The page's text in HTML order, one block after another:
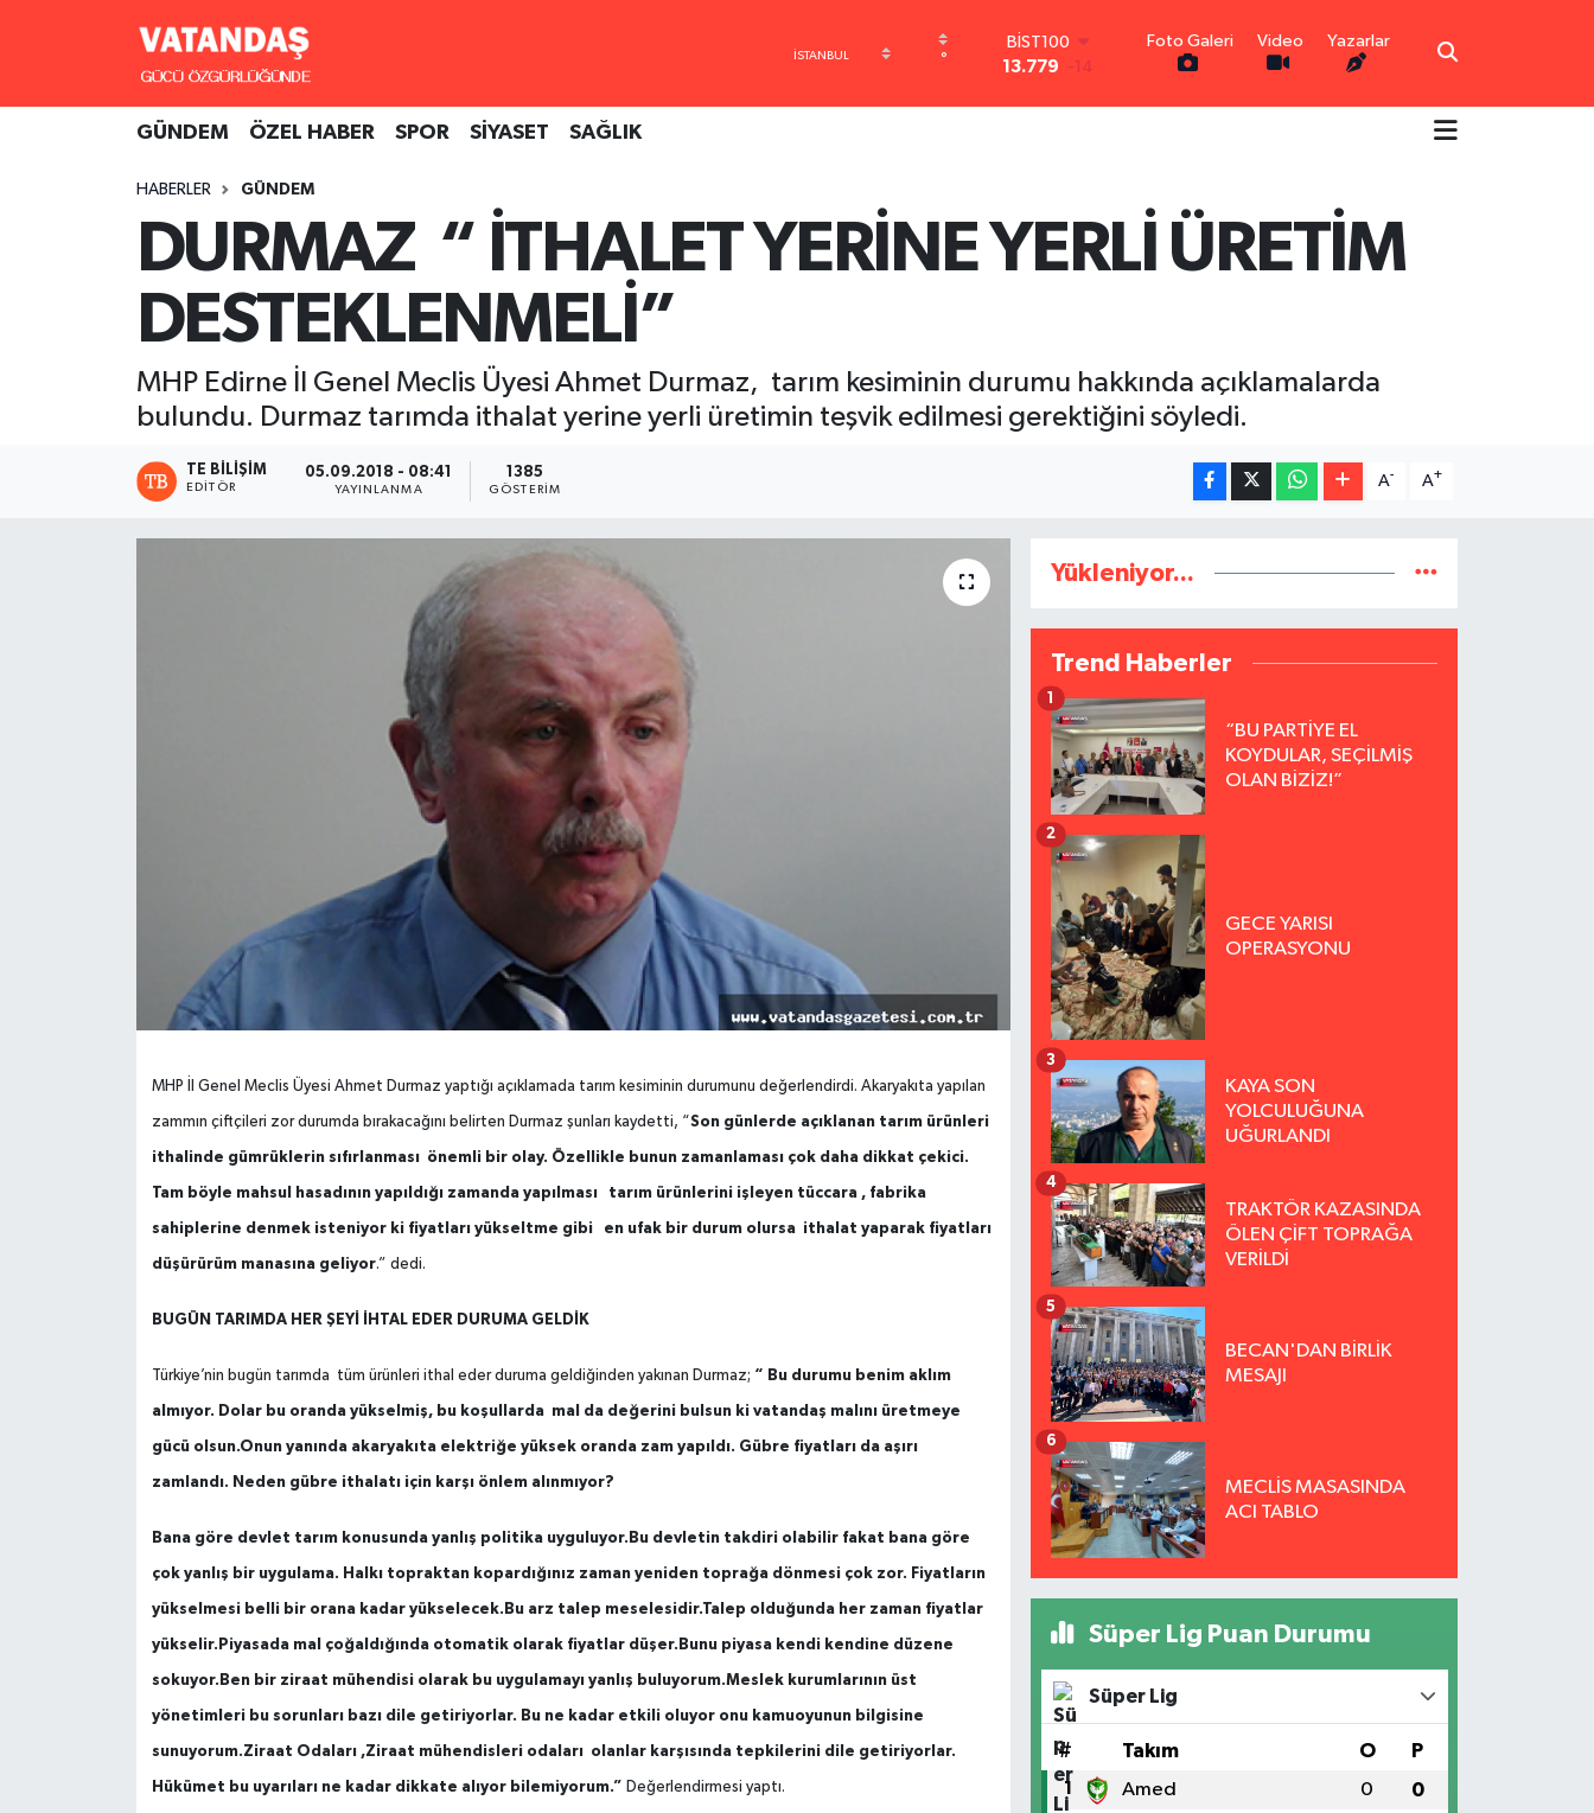
°
BİST100
13.779 -14
STERLİN
64,4811 0.38
Foto Galeri Video Yazarlar
GÜNDEM ÖZEL HABER SPOR SİYASET SAĞLIK
HABERLER GÜNDEM
DURMAZ “ İTHALET YERİNE YERLİ ÜRETİM
DESTEKLENMELİ”
MHP Edirne İl Genel Meclis Üyesi Ahmet Durmaz, tarım kesiminin durumu hakkında açıklamalarda
bulundu. Durmaz tarımda ithalat yerine yerli üretimin teşvik edilmesi gerektiğini söyledi.
TE BILIŞIM
EDITÖR
05.09.2018 - 08:41
YAYINLANMA
1385
GÖSTERIM
A- A+
MHP İl Genel Meclis Üyesi Ahmet Durmaz yaptığı açıklamada tarım kesiminin durumunu değerlendirdi. Akaryakıta yapılan
zammın çiftçileri zor durumda bırakacağını belirten Durmaz şunları kaydetti, “Son günlerde açıklanan tarım ürünleri
ithalinde gümrüklerin sıfırlanması önemli bir olay. Özellikle bunun zamanlaması çok daha dikkat çekici.
Tam böyle mahsul hasadının yapıldığı zamanda yapılması tarım ürünlerini işleyen tüccara , fabrika
sahiplerine denmek isteniyor ki fiyatları yükseltme gibi en ufak bir durum olursa ithalat yaparak fiyatları
düşürürüm manasına geliyor.” dedi.
BUGÜN TARIMDA HER ŞEYİ İHTAL EDER DURUMA GELDİK
Türkiye’nin bugün tarımda tüm ürünleri ithal eder duruma geldiğinden yakınan Durmaz; “ Bu durumu benim aklım
almıyor. Dolar bu oranda yükselmiş, bu koşullarda mal da değerini bulsun ki vatandaş malını üretmeye
gücü olsun.Onun yanında akaryakıta elektriğe yüksek oranda zam yapıldı. Gübre fiyatları da aşırı
zamlandı. Neden gübre ithalatı için karşı önlem alınmıyor?
Bana göre devlet tarım konusunda yanlış politika uyguluyor.Bu devletin takdiri olabilir fakat bana göre
çok yanlış bir uygulama. Halkı topraktan kopardığınız zaman yeniden toprağa dönmesi çok zor. Fiyatların
yükselmesi belli bir orana kadar yükselecek.Bu arz talep meselesidir.Talep olduğunda her zaman fiyatlar
yükselir.Piyasada mal çoğaldığında otomatik olarak fiyatlar düşer.Bunu piyasa kendi kendine düzene
sokuyor.Ben bir ziraat mühendisi olarak bu uygulamayı yanlış buluyorum.Meslek kurumlarının üst
yönetimleri bu sorunları bazı dile getiriyorlar. Bu ne kadar etkili oluyor onu kamuoyunun bilgisine
sunuyorum.Ziraat Odaları ,Ziraat mühendisleri odaları olanlar karşısında tepkilerini dile getiriyorlar.
Hükümet bu uyarıları ne kadar dikkate alıyor bilemiyorum.” Değerlendirmesi yaptı.
Yükleniyor...
Trend Haberler
“BU PARTİYE EL
KOYDULAR, SEÇİLMİŞ
OLAN BİZİZ!”
1
GECE YARISI
OPERASYONU
2
KAYA SON
YOLCULUĞUNA
UĞURLANDI
3
TRAKTÖR KAZASINDA
ÖLEN ÇİFT TOPRAĞA
VERİLDİ
4
BECAN'DAN BİRLİK
MESAJI
5
MECLİS MASASINDA
ACI TABLO
6
Süper Lig Puan Durumu
Süper Lig
# Takım O P
1 Amed 0 0
GÜNDEM
SİYASET
Hava Durumu
Tüm Manşetler
Son Dakika Haberleri
Haber Arşivi